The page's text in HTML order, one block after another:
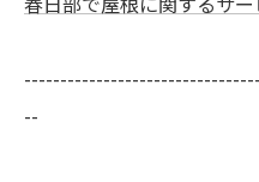
--